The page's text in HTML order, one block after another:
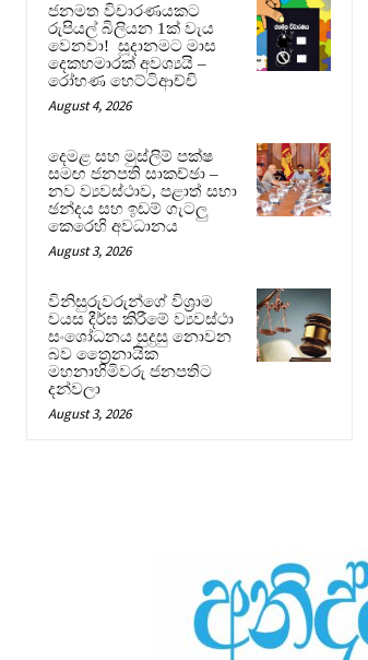
ජනමත විචාරණයකට
රුපියල් බිලියන 1ක් වැය
වෙනවා! සූදානමට මාස
දෙකහමාරක් අවශ්‍යයි –
රෝහණ හෙට්ටිආච්චි
August 4, 2026
දෙමළ සහ මුස්ලිම් පක්ෂ
සමඟ ජනපති සාකච්ඡා –
නව ව්‍යවස්ථාව, පළාත් සභා
ඡන්දය සහ ඉඩම් ගැටලු
කෙරෙහි අවධානය
August 3, 2026
විනිසුරුවරුන්ගේ විශ්‍රාම
වයස දීර්ඝ කිරීමේ ව්‍යවස්ථා
සංශෝධනය සුදුසු නොවන
බව ත්‍රෛනායික
මහනාහිමිවරු ජනපතිට
දන්වලා
August 3, 2026